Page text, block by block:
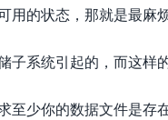
的状态，那就是最麻
子系统引起的，而这样
至少你的数据文件是